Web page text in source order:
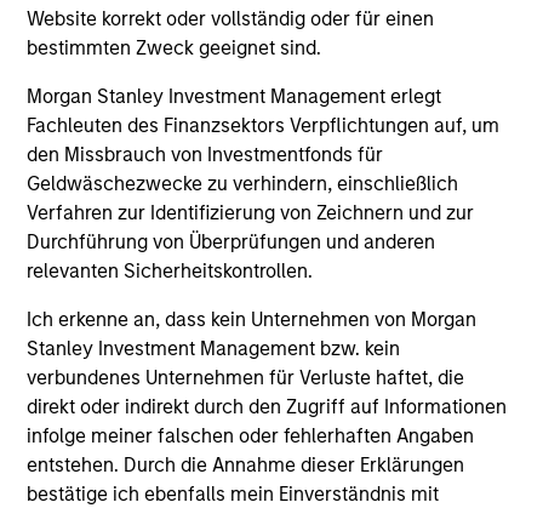
Website korrekt oder vollständig oder für einen
bestimmten Zweck geeignet sind.
Morgan Stanley Investment Management erlegt
Fachleuten des Finanzsektors Verpflichtungen auf, um
den Missbrauch von Investmentfonds für
Geldwäschezwecke zu verhindern, einschließlich
Verfahren zur Identifizierung von Zeichnern und zur
Durchführung von Überprüfungen und anderen
relevanten Sicherheitskontrollen.
Ich erkenne an, dass kein Unternehmen von Morgan
Stanley Investment Management bzw. kein
verbundenes Unternehmen für Verluste haftet, die
direkt oder indirekt durch den Zugriff auf Informationen
infolge meiner falschen oder fehlerhaften Angaben
entstehen. Durch die Annahme dieser Erklärungen
bestätige ich ebenfalls mein Einverständnis mit
the team believes are undervalued at the
time of investment.
Asia Opportunity
Invests in high quality established and
emerging companies located in Asia
(excluding Japan) that the team believes are
undervalued at the time of investment.
Developing Opportunity
Invests in high quality companies located or
operating in developing or emerging market
countries that the team believes are
undervalued at the time of investment.